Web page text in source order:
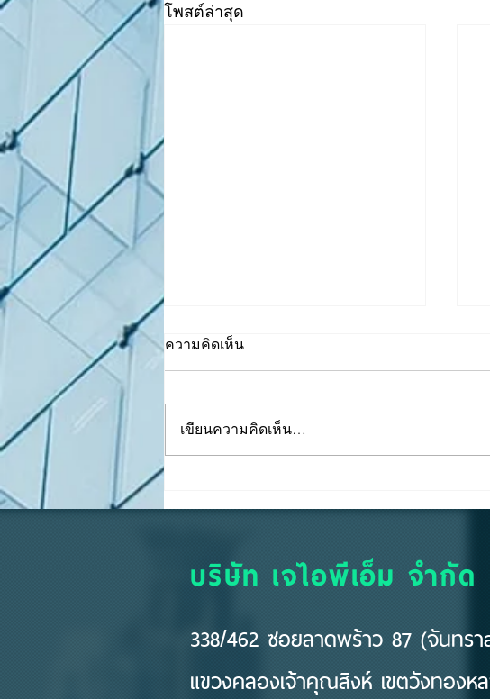
โพสต์ล่าสุด
ให้เป๊ะ บิลครบ เงินไม่หาย
ความคิดเห็น
เขียนความคิดเห็น…
บริษัท เจไอพีเอ็ม จำกัด
338/462 ซอยลาดพร้าว 87 (จันทร
แขวงคลองเจ้าคุณสิงห์ เขตวังทองห